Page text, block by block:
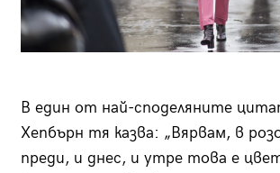
В един от най-споделяните
Хепбърн тя казва: „Вярвам, в
преди, и днес, и утре това е